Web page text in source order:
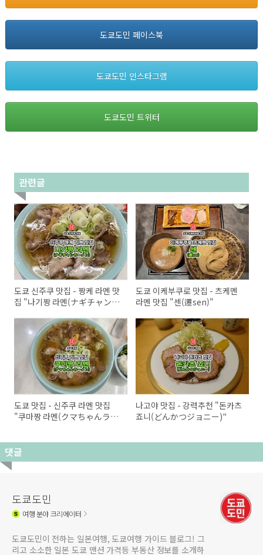
도쿄도민 페이스북
도쿄도민 인스타그램
도쿄도민 트위터
관련글
도쿄 신주쿠 맛집 - 짱케 라멘 맛
집 "나기짱 라멘(ナギチャンら
도쿄 이케부쿠로 맛집 - 츠케멘
라멘 맛집 "센(遷sen)"
도쿄 맛집 - 신주쿠 라멘 맛집
"쿠마짱 라멘(クマちゃんラー
나고야 맛집 - 강력추천 "돈카츠
죠니(どんかつジョニー)"
댓글
도쿄도민
여행분야 크리에이터
도쿄도민이 전하는 일본여행, 도쿄여행 가이드 블로그! 그
리고 소소한 일본 도쿄 맨션 가격등 부동산 정보를 소개하